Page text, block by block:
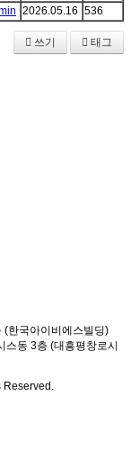
2026.05.16 536
쓰기 태그
(한국아이비에스빌딩)
동 3층 (대흥평창로시
Reserved.